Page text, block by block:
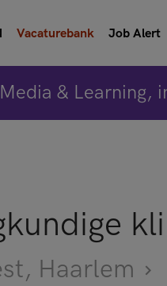
Vacaturebank Job Alert
& Learning,
, Haarlem